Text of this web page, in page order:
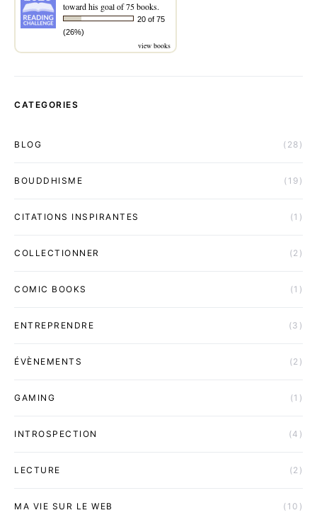
toward his goal of 75 books.
20 of 75
(26%)
view books
CATEGORIES
BLOG (28)
BOUDDHISME (19)
CITATIONS INSPIRANTES (1)
COLLECTIONNER (2)
COMIC BOOKS (1)
ENTREPRENDRE (3)
ÉVÈNEMENTS (2)
GAMING (1)
INTROSPECTION (4)
LECTURE (2)
MA VIE SUR LE WEB (10)